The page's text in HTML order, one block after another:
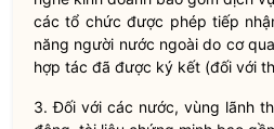
các tổ chức được phép tiếp
năng người nước ngoài do cơ
hợp tác đã được ký kết (đối với
3. Đối với các nước, vùng lãnh